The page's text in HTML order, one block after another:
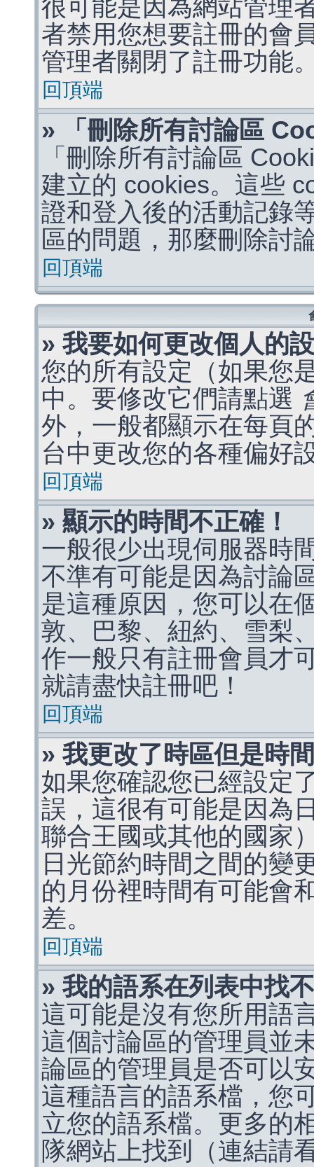
很可能是因為網站管理
者禁用您想要註冊的會
管理者關閉了註冊功能
回頂端
» 「刪除所有討論區
「刪除所有討論區
建立的 cookies。這些
證和登入後的活動記錄
區的問題，那麼刪除討
回頂端
» 我要如何更改個人的
您的所有設定（如果您
中。要修改它們請點選
外，一般都顯示在每頁
台中更改您的各種偏好
回頂端
» 顯示的時間不正確！
一般很少出現伺服器時
不準有可能是因為討論
是這種原因，您可以在
敦、巴黎、紐約、雪梨
作一般只有註冊會員才
就請盡快註冊吧！
回頂端
» 我更改了時區但是時
如果您確認您已經設定
誤，這很有可能是因為
聯合王國或其他的國家
日光節約時間之間的變
的月份裡時間有可能會
差。
回頂端
» 我的語系在列表中找
這可能是沒有您所用語
這個討論區的管理員並
論區的管理員是否可以
這種語言的語系檔，您
立您的語系檔。更多的
隊網站上找到（連結請